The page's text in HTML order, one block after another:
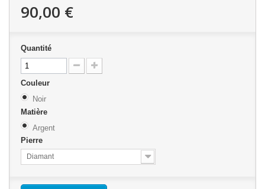
90,00 €
Quantité
Couleur
Noir
Matière
Argent
Pierre
Diamant